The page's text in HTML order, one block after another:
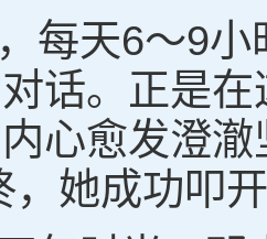
每天6～9
话。正是
心愈发澄
，她成功叩